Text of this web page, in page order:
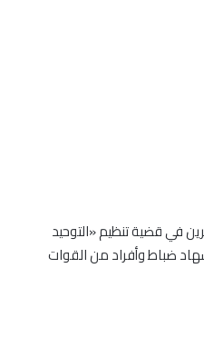
جنايات أمن الدولة العليا طوارئ، قضت بإعدام 14 متهمًا، والمؤبد لـ4 آخرين في قضية تنظيم «التوحيد
ضباط وأفراد من القوات